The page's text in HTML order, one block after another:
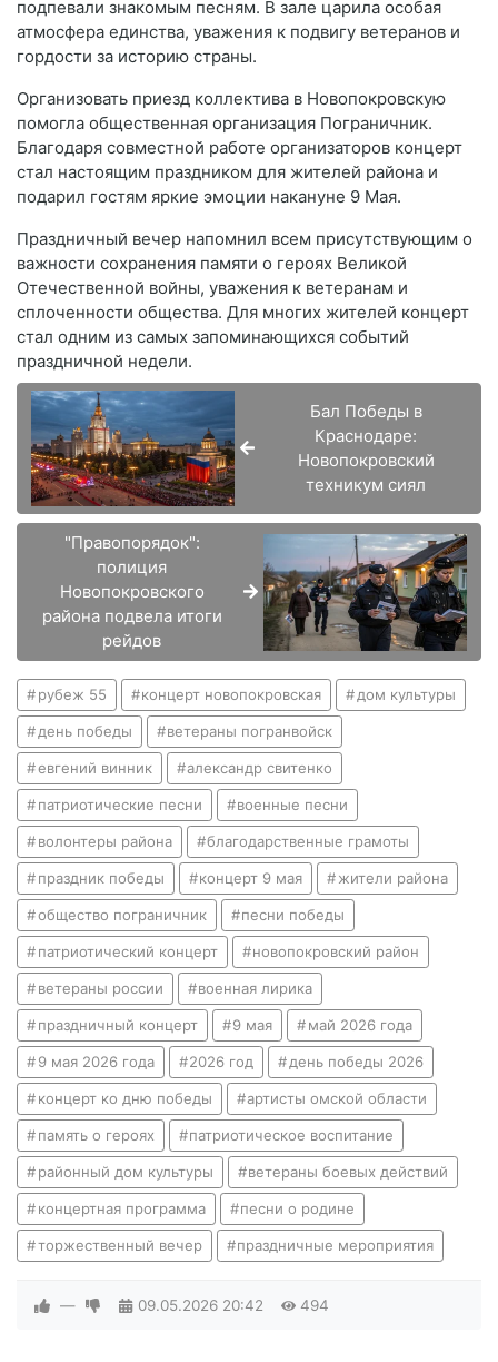
подпевали знакомым песням. В зале царила особая
атмосфера единства, уважения к подвигу ветеранов и
гордости за историю страны.
Организовать приезд коллектива в Новопокровскую
помогла общественная организация Пограничник.
Благодаря совместной работе организаторов концерт
стал настоящим праздником для жителей района и
подарил гостям яркие эмоции накануне 9 Мая.
Праздничный вечер напомнил всем присутствующим о
важности сохранения памяти о героях Великой
Отечественной войны, уважения к ветеранам и
сплоченности общества. Для многих жителей концерт
стал одним из самых запоминающихся событий
праздничной недели.
Бал Победы в
Краснодаре:
Новопокровский
техникум сиял
"Правопорядок":
полиция
Новопокровского
района подвела итоги
рейдов
рубеж 55 концерт новопокровская дом культуры
день победы ветераны погранвойск
евгений винник александр свитенко
патриотические песни военные песни
волонтеры района благодарственные грамоты
праздник победы концерт 9 мая жители района
общество пограничник песни победы
патриотический концерт новопокровский район
ветераны россии военная лирика
праздничный концерт 9 мая май 2026 года
9 мая 2026 года 2026 год день победы 2026
концерт ко дню победы артисты омской области
память о героях патриотическое воспитание
районный дом культуры ветераны боевых действий
концертная программа песни о родине
торжественный вечер праздничные мероприятия
— 09.05.2026 20:42 494